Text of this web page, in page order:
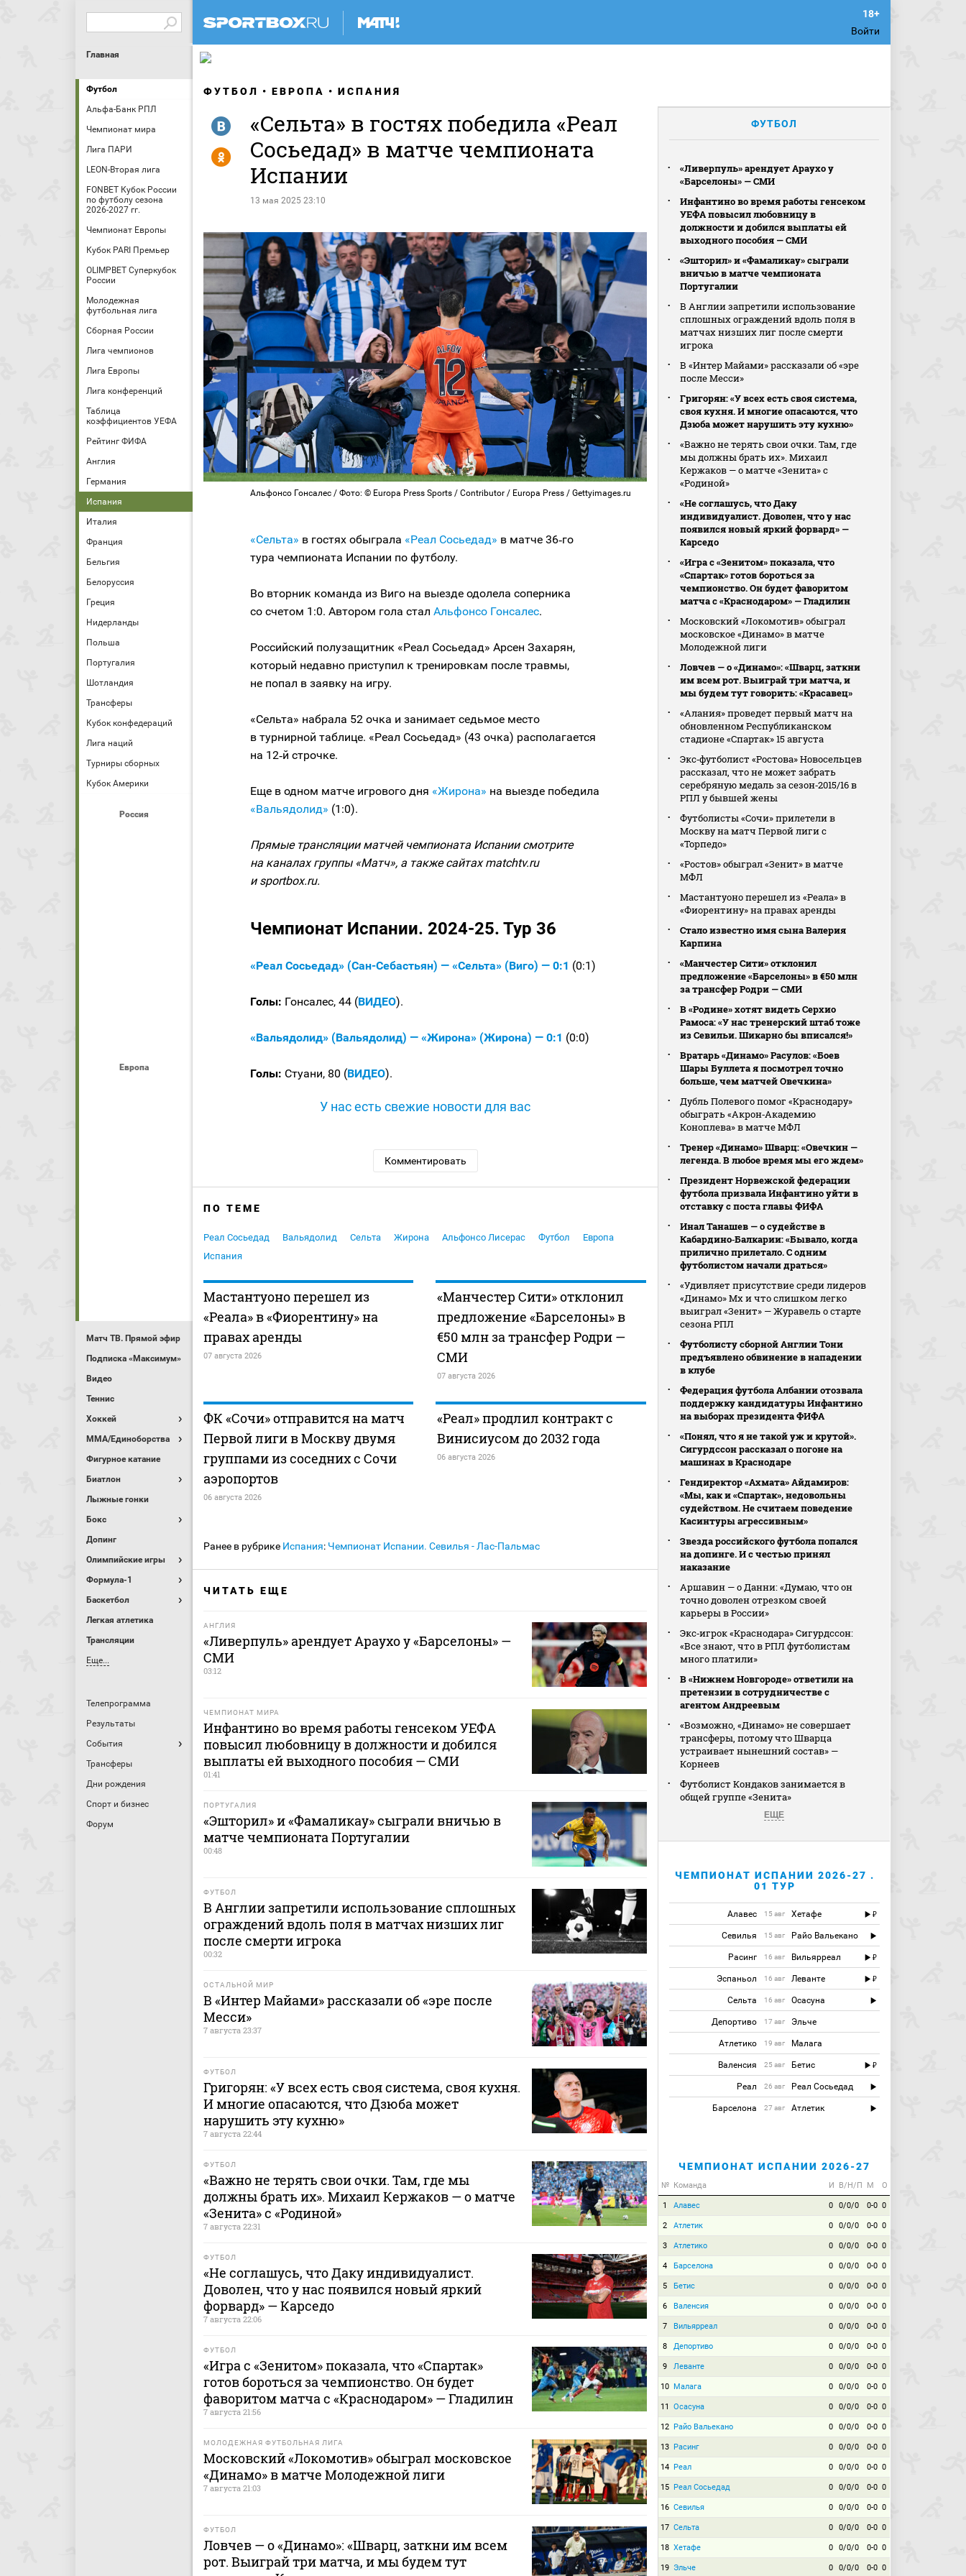
Войти
Главная
Футбол
Альфа-Банк РПЛ
Чемпионат мира
Лига ПАРИ
LEON-Вторая лига
FONBET Кубок России
по футболу сезона
2026-2027 гг.
Чемпионат Европы
Кубок PARI Премьер
OLIMPBET Суперкубок
России
Молодежная
футбольная лига
Сборная России
Лига чемпионов
Лига Европы
Лига конференций
Таблица
коэффициентов УЕФА
Рейтинг ФИФА
Англия
Германия
Испания
Италия
Франция
Бельгия
Белоруссия
Греция
Нидерланды
Польша
Португалия
Шотландия
Трансферы
Кубок конфедераций
Лига наций
Турниры сборных
Кубок Америки
Россия
Европа
Матч ТВ. Прямой эфир
Подписка «Максимум»
Видео
Теннис
Хоккей
MMA/Единоборства
Фигурное катание
Биатлон
Лыжные гонки
Бокс
Допинг
Олимпийские игры
Формула-1
Баскетбол
Легкая атлетика
Трансляции
Еще...
Телепрограмма
Результаты
События
Трансферы
Дни рождения
Спорт и бизнес
Форум
ФУТБОЛ ЕВРОПА ИСПАНИЯ
«Сельта» в гостях победила «Реал
Сосьедад» в матче чемпионата
Испании
13 мая 2025 23:10
R
Y
Альфонсо Гонсалес / Фото: © Europa Press Sports / Contributor / Europa Press / Gettyimages.ru
«Сельта» в гостях обыграла «Реал Сосьедад» в матче 36‑го
тура чемпионата Испании по футболу.
Во вторник команда из Виго на выезде одолела соперника
со счетом 1:0. Автором гола стал Альфонсо Гонсалес.
Российский полузащитник «Реал Сосьедад» Арсен Захарян,
который недавно приступил к тренировкам после травмы,
не попал в заявку на игру.
«Сельта» набрала 52 очка и занимает седьмое место
в турнирной таблице. «Реал Сосьедад» (43 очка) располагается
на 12‑й строчке.
Еще в одном матче игрового дня «Жирона» на выезде победила
«Вальядолид» (1:0).
Прямые трансляции матчей чемпионата Испании смотрите
на каналах группы «Матч», а также сайтах matchtv.ru
и sportbox.ru.
Чемпионат Испании. 2024-25. Тур 36
«Реал Сосьедад» (Сан-Себастьян) — «Сельта» (Виго) — 0:1 (0:1)
Голы: Гонсалес, 44 (ВИДЕО).
«Вальядолид» (Вальядолид) — «Жирона» (Жирона) — 0:1 (0:0)
Голы: Стуани, 80 (ВИДЕО).
У нас есть свежие новости для вас
Комментировать
ПО ТЕМЕ
Реал Сосьедад Вальядолид Сельта Жирона Альфонсо Лисерас Футбол
Европа
Испания
Мастантуоно перешел из
«Реала» в «Фиорентину» на
правах аренды
07 августа 2026
«Манчестер Сити» отклонил
предложение «Барселоны» в
€50 млн за трансфер Родри —
СМИ
07 августа 2026
ФК «Сочи» отправится на матч
Первой лиги в Москву двумя
группами из соседних с Сочи
аэропортов
06 августа 2026
«Реал» продлил контракт с
Винисиусом до 2032 года
06 августа 2026
Ранее в рубрике Испания: Чемпионат Испании. Севилья - Лас-Пальмас
ЧИТАТЬ ЕЩЕ
АНГЛИЯ
«Ливерпуль» арендует Араухо у «Барселоны» —
СМИ
03:12
ЧЕМПИОНАТ МИРА
Инфантино во время работы генсеком УЕФА
повысил любовницу в должности и добился
выплаты ей выходного пособия — СМИ
01:41
ПОРТУГАЛИЯ
«Эшторил» и «Фамаликау» сыграли вничью в
матче чемпионата Португалии
00:48
ФУТБОЛ
В Англии запретили использование сплошных
ограждений вдоль поля в матчах низших лиг
после смерти игрока
00:32
ОСТАЛЬНОЙ МИР
В «Интер Майами» рассказали об «эре после
Месси»
7 августа 23:37
ФУТБОЛ
Григорян: «У всех есть своя система, своя кухня.
И многие опасаются, что Дзюба может
нарушить эту кухню»
7 августа 22:44
ФУТБОЛ
«Важно не терять свои очки. Там, где мы
должны брать их». Михаил Кержаков — о матче
«Зенита» с «Родиной»
7 августа 22:31
ФУТБОЛ
«Не соглашусь, что Даку индивидуалист.
Доволен, что у нас появился новый яркий
форвард» — Карседо
7 августа 22:06
ФУТБОЛ
«Игра с «Зенитом» показала, что «Спартак»
готов бороться за чемпионство. Он будет
фаворитом матча с «Краснодаром» — Гладилин
7 августа 21:56
МОЛОДЕЖНАЯ ФУТБОЛЬНАЯ ЛИГА
Московский «Локомотив» обыграл московское
«Динамо» в матче Молодежной лиги
7 августа 21:03
ФУТБОЛ
Ловчев — о «Динамо»: «Шварц, заткни им всем
рот. Выиграй три матча, и мы будем тут
ФУТБОЛ
«Ливерпуль» арендует Араухо у
«Барселоны» — СМИ
Инфантино во время работы генсеком
УЕФА повысил любовницу в
должности и добился выплаты ей
выходного пособия — СМИ
«Эшторил» и «Фамаликау» сыграли
вничью в матче чемпионата
Португалии
В Англии запретили использование
сплошных ограждений вдоль поля в
матчах низших лиг после смерти
игрока
В «Интер Майами» рассказали об «эре
после Месси»
Григорян: «У всех есть своя система,
своя кухня. И многие опасаются, что
Дзюба может нарушить эту кухню»
«Важно не терять свои очки. Там, где
мы должны брать их». Михаил
Кержаков — о матче «Зенита» с
«Родиной»
«Не соглашусь, что Даку
индивидуалист. Доволен, что у нас
появился новый яркий форвард» —
Карседо
«Игра с «Зенитом» показала, что
«Спартак» готов бороться за
чемпионство. Он будет фаворитом
матча с «Краснодаром» — Гладилин
Московский «Локомотив» обыграл
московское «Динамо» в матче
Молодежной лиги
Ловчев — о «Динамо»: «Шварц, заткни
им всем рот. Выиграй три матча, и
мы будем тут говорить: «Красавец»
«Алания» проведет первый матч на
обновленном Республиканском
стадионе «Спартак» 15 августа
Экс‑футболист «Ростова» Новосельцев
рассказал, что не может забрать
серебряную медаль за сезон‑2015/16 в
РПЛ у бывшей жены
Футболисты «Сочи» прилетели в
Москву на матч Первой лиги с
«Торпедо»
«Ростов» обыграл «Зенит» в матче
МФЛ
Мастантуоно перешел из «Реала» в
«Фиорентину» на правах аренды
Стало известно имя сына Валерия
Карпина
«Манчестер Сити» отклонил
предложение «Барселоны» в €50 млн
за трансфер Родри — СМИ
В «Родине» хотят видеть Серхио
Рамоса: «У нас тренерский штаб тоже
из Севильи. Шикарно бы вписался!»
Вратарь «Динамо» Расулов: «Боев
Шары Буллета я посмотрел точно
больше, чем матчей Овечкина»
Дубль Полевого помог «Краснодару»
обыграть «Акрон‑Академию
Коноплева» в матче МФЛ
Тренер «Динамо» Шварц: «Овечкин —
легенда. В любое время мы его ждем»
Президент Норвежской федерации
футбола призвала Инфантино уйти в
отставку с поста главы ФИФА
Инал Танашев — о судействе в
Кабардино‑Балкарии: «Бывало, когда
прилично прилетало. С одним
футболистом начали драться»
«Удивляет присутствие среди лидеров
«Динамо» Мх и что слишком легко
выиграл «Зенит» — Журавель о старте
сезона РПЛ
Футболисту сборной Англии Тони
предъявлено обвинение в нападении
в клубе
Федерация футбола Албании отозвала
поддержку кандидатуры Инфантино
на выборах президента ФИФА
«Понял, что я не такой уж и крутой».
Сигурдссон рассказал о погоне на
машинах в Краснодаре
Гендиректор «Ахмата» Айдамиров:
«Мы, как и «Спартак», недовольны
судейством. Не считаем поведение
Касинтуры агрессивным»
Звезда российского футбола попался
на допинге. И с честью принял
наказание
Аршавин — о Данни: «Думаю, что он
точно доволен отрезком своей
карьеры в России»
Экс‑игрок «Краснодара» Сигурдссон:
«Все знают, что в РПЛ футболистам
много платили»
В «Нижнем Новгороде» ответили на
претензии в сотрудничестве с
агентом Андреевым
«Возможно, «Динамо» не совершает
трансферы, потому что Шварца
устраивает нынешний состав» —
Корнеев
Футболист Кондаков занимается в
общей группе «Зенита»
ЕЩЕ
ЧЕМПИОНАТ ИСПАНИИ 2026-27 .
01 ТУР
Алавес 15 авг Хетафе
Севилья 15 авг Райо Вальекано
Расинг 16 авг Вильярреал
Эспаньол 16 авг Леванте
Сельта 16 авг Осасуна
Депортиво 17 авг Эльче
Атлетико 19 авг Малага
Валенсия 25 авг Бетис
Реал 26 авг Реал Сосьедад
Барселона 27 авг Атлетик
ЧЕМПИОНАТ ИСПАНИИ 2026-27
№ Команда И В/Н/П М О
1 Алавес 0 0/0/0 0-0 0
2 Атлетик 0 0/0/0 0-0 0
3 Атлетико 0 0/0/0 0-0 0
4 Барселона 0 0/0/0 0-0 0
5 Бетис 0 0/0/0 0-0 0
6 Валенсия 0 0/0/0 0-0 0
7 Вильярреал 0 0/0/0 0-0 0
8 Депортиво 0 0/0/0 0-0 0
9 Леванте 0 0/0/0 0-0 0
10 Малага 0 0/0/0 0-0 0
11 Осасуна 0 0/0/0 0-0 0
12 Райо Вальекано 0 0/0/0 0-0 0
13 Расинг 0 0/0/0 0-0 0
14 Реал 0 0/0/0 0-0 0
15 Реал Сосьедад 0 0/0/0 0-0 0
16 Севилья 0 0/0/0 0-0 0
17 Сельта 0 0/0/0 0-0 0
18 Хетафе 0 0/0/0 0-0 0
19 Эльче 0 0/0/0 0-0 0